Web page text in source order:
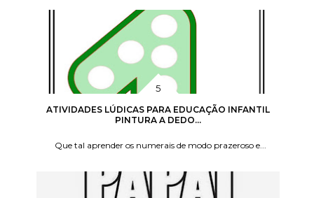
ATIVIDADES LÚDICAS PARA EDUCAÇÃO INFANTIL
PINTURA A DEDO...
Que tal aprender os numerais de modo prazeroso e...